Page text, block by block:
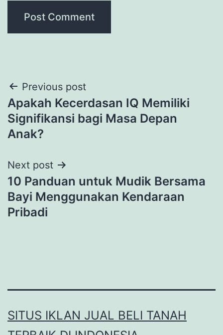
Post
navigation
Previous post
Apakah Kecerdasan IQ Memiliki
Signifikansi bagi Masa Depan
Anak?
Next post
10 Panduan untuk Mudik Bersama
Bayi Menggunakan Kendaraan
Pribadi
SITUS IKLAN JUAL BELI TANAH